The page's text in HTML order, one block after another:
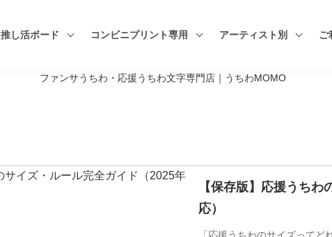
ファンサうちわ・応援うちわ文字専門店｜うちわMOMO
推し活ボード コンビニプリント専用 アーティスト別 ご
【保存版】応援うち
応）